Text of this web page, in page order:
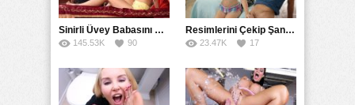
Sinirli Üvey Babasını Sakinleştirmek İçin Amını Kullandı
145.53K 90
Resimlerini Çekip Şantaj Etmekle Suçladı Tehditle Sikini Vakumlattı
23.47K 17